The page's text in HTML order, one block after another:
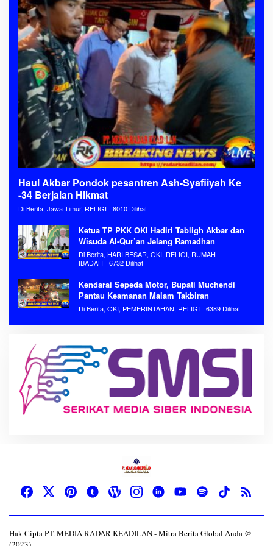
Haul Akbar Pondok pesantren Ash-Syafiiyah Ke
-34 Berjalan Hikmat
Di Berita, Jawa Timur, RELIGI 8010 Dilihat
Ketua TP PKK OKI Hadiri Tabligh Akbar dan
Wisuda Al-Qur’an Jelang Ramadhan
Di Berita, HARI BESAR, OKI, RELIGI, RUMAH
IBADAH
6732 Dilihat
Kendarai Sepeda Motor, Bupati Muchendi
Pantau Keamanan Malam Takbiran
Di Berita, OKI, PEMERINTAHAN, RELIGI 6389 Dilihat
Hak Cipta PT. MEDIA RADAR KEADILAN - Mitra Berita Global Anda @